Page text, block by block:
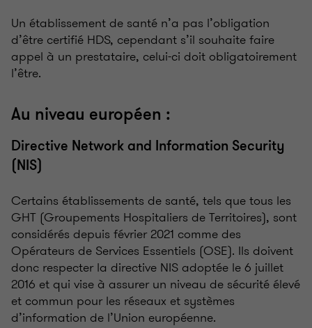
Un établissement de santé n’a pas l’obligation
d’être certifié HDS, cependant s’il souhaite faire
appel à un prestataire, celui-ci doit obligatoirement
l’être.
Au niveau européen :
Directive Network and Information Security
(NIS)
Certains établissements de santé, tels que tous les
GHT (Groupements Hospitaliers de Territoires), sont
considérés depuis février 2021 comme des
Opérateurs de Services Essentiels (OSE). Ils doivent
donc respecter la directive NIS adoptée le 6 juillet
2016 et qui vise à assurer un niveau de sécurité élevé
et commun pour les réseaux et systèmes
d’information de l’Union européenne.